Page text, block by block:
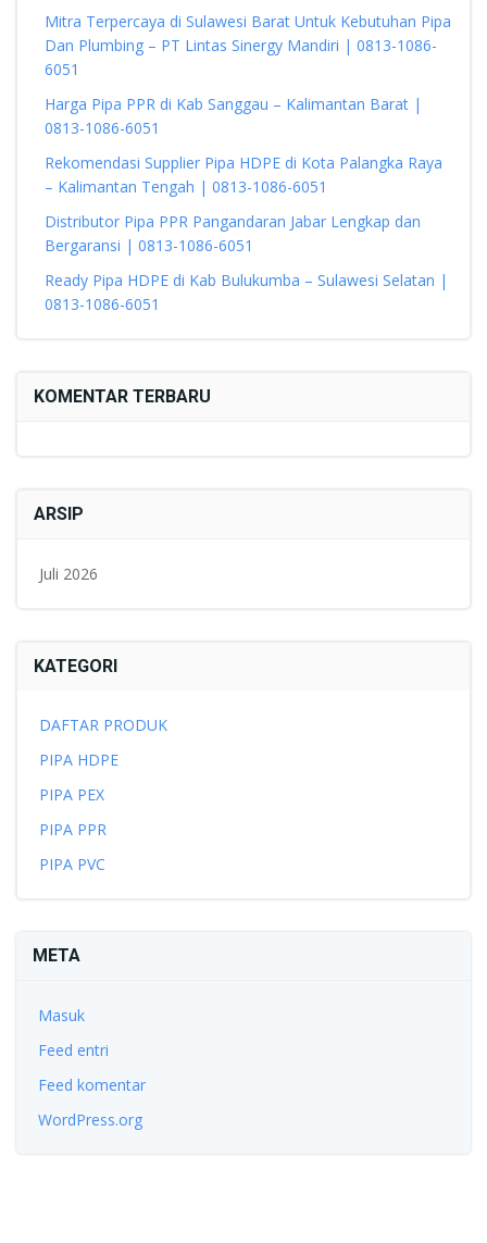
Mitra Terpercaya di Sulawesi Barat Untuk Kebutuhan Pipa
Dan Plumbing – PT Lintas Sinergy Mandiri | 0813-1086-
6051
Harga Pipa PPR di Kab Sanggau – Kalimantan Barat |
0813-1086-6051
Rekomendasi Supplier Pipa HDPE di Kota Palangka Raya
– Kalimantan Tengah | 0813-1086-6051
Distributor Pipa PPR Pangandaran Jabar Lengkap dan
Bergaransi | 0813-1086-6051
Ready Pipa HDPE di Kab Bulukumba – Sulawesi Selatan |
0813-1086-6051
KOMENTAR TERBARU
ARSIP
Juli 2026
KATEGORI
DAFTAR PRODUK
PIPA HDPE
PIPA PEX
PIPA PPR
PIPA PVC
META
Masuk
Feed entri
Feed komentar
WordPress.org